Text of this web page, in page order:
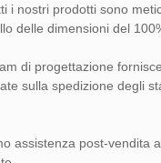
i nostri prodotti sono
delle dimensioni del
di progettazione
sulla spedizione degli
assistenza post-